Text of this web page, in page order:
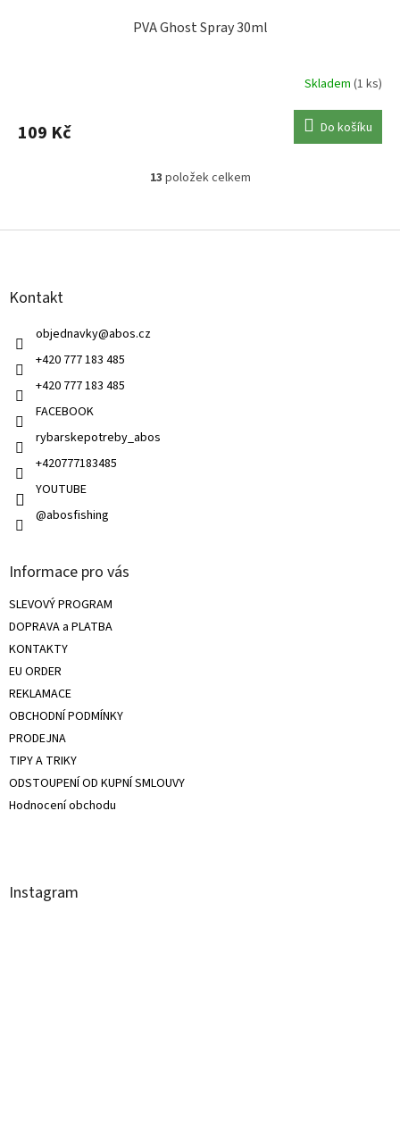
PVA Ghost Spray 30ml
Skladem (1 ks)
109 Kč Do košíku
O
á
13 položek celkem
Kontakt
objednavky@abos.cz
+420 777 183 485
+420 777 183 485
FACEBOOK
rybarskepotreby_abos
+420777183485
YOUTUBE
@abosfishing
Informace pro vás
SLEVOVÝ PROGRAM
DOPRAVA a PLATBA
KONTAKTY
EU ORDER
REKLAMACE
OBCHODNÍ PODMÍNKY
PRODEJNA
TIPY A TRIKY
ODSTOUPENÍ OD KUPNÍ SMLOUVY
Hodnocení obchodu
Instagram